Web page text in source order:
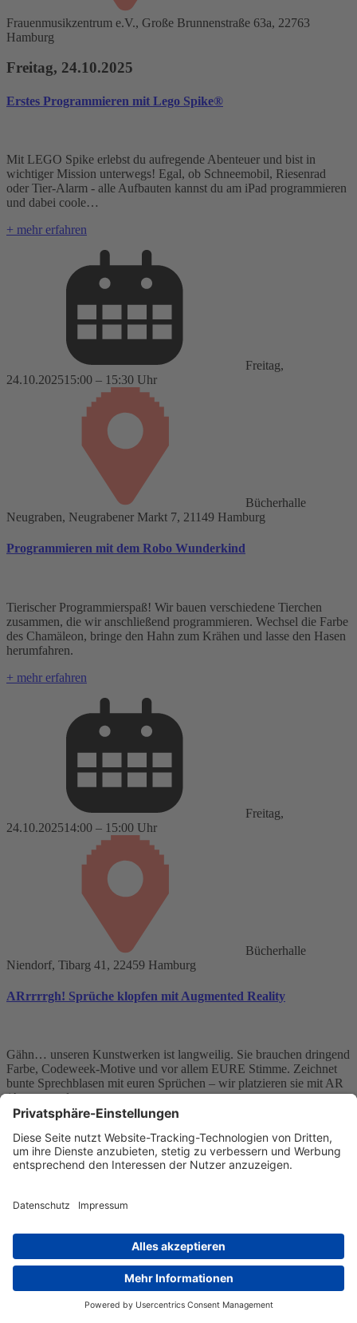
Frauenmusikzentrum e.V., Große Brunnenstraße 63a, 22763
Hamburg
Freitag, 24.10.2025
Erstes Programmieren mit Lego Spike®
Mit LEGO Spike erlebst du aufregende Abenteuer und bist in
wichtiger Mission unterwegs! Egal, ob Schneemobil, Riesenrad
oder Tier-Alarm - alle Aufbauten kannst du am iPad programmieren
und dabei coole…
+ mehr erfahren
Freitag,
24.10.202515:00 – 15:30 Uhr
Bücherhalle
Neugraben, Neugrabener Markt 7, 21149 Hamburg
Programmieren mit dem Robo Wunderkind
Tierischer Programmierspaß! Wir bauen verschiedene Tierchen
zusammen, die wir anschließend programmieren. Wechsel die Farbe
des Chamäleon, bringe den Hahn zum Krähen und lasse den Hasen
herumfahren.
+ mehr erfahren
Freitag,
24.10.202514:00 – 15:00 Uhr
Bücherhalle
Niendorf, Tibarg 41, 22459 Hamburg
ARrrrrgh! Sprüche klopfen mit Augmented Reality
Gähn… unseren Kunstwerken ist langweilig. Sie brauchen dringend
Farbe, Codeweek-Motive und vor allem EURE Stimme. Zeichnet
bunte Sprechblasen mit euren Sprüchen – wir platzieren sie mit AR
(Augmented…
+ mehr erfahren
Freitag,
14:00 – 17:00 Uhr